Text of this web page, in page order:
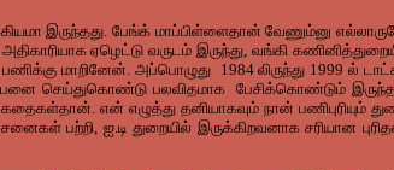
இருந்தது. பேங்க் மாப்பிள்ளைதான் வேணும்னு
ஏழெட்டு வருடம் இருந்து, வங்கி
மாறினேன். அப்பொழுது 1984 லிருந்து 1999 ல்
செய்துகொண்டு பலவிதமாக பேசிக்கொண்டும்
என் எழுத்து தனியாகவும் நான் பணிபுரியும்
பற்றி, ஐ.டி துறையில் இருக்கிறவனாக சரியான